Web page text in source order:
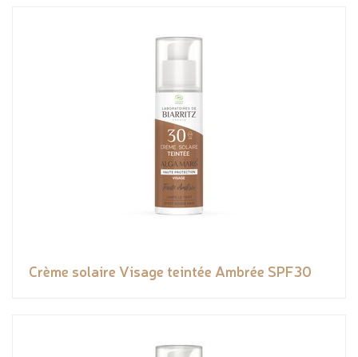
Crème solaire Visage teintée Ambrée SPF30